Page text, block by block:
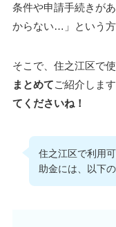
条件や申請手続きが
からない…」という方
そこで、住之江区で
まとめてご紹介しま
てくださいね！
住之江区で利用
助金には、以下